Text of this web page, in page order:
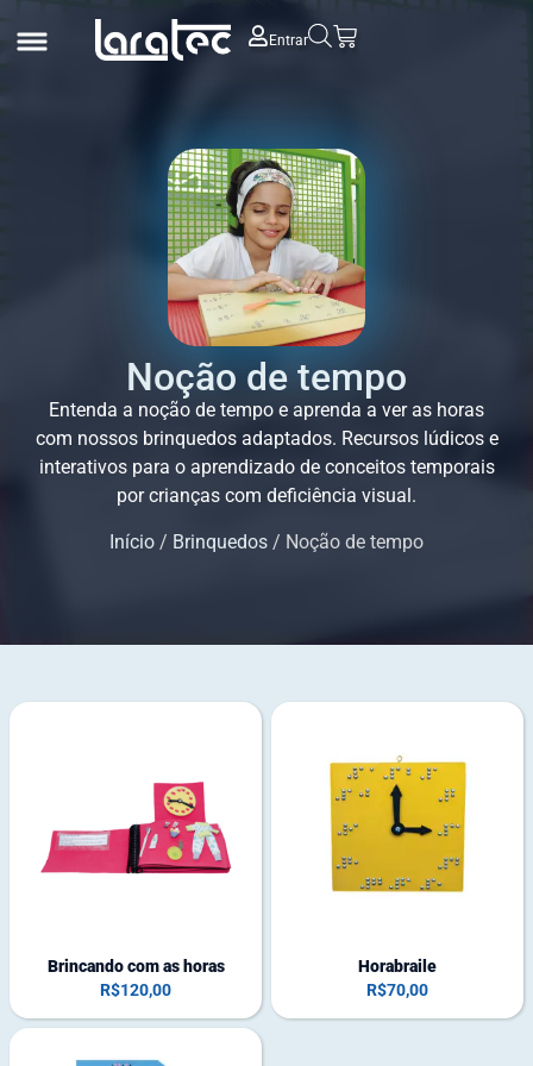
Entrar
Noção de tempo
Entenda a noção de tempo e aprenda a ver as horas
com nossos brinquedos adaptados. Recursos lúdicos e
interativos para o aprendizado de conceitos temporais
por crianças com deficiência visual.
Início / Brinquedos / Noção de tempo
Brincando com as horas
1
R$120,00
Horabraile
2
R$70,00
1